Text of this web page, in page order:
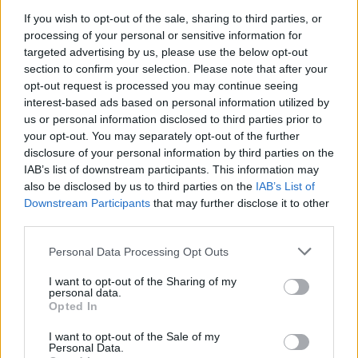
If you wish to opt-out of the sale, sharing to third parties, or
processing of your personal or sensitive information for
targeted advertising by us, please use the below opt-out
section to confirm your selection. Please note that after your
opt-out request is processed you may continue seeing
interest-based ads based on personal information utilized by
us or personal information disclosed to third parties prior to
your opt-out. You may separately opt-out of the further
disclosure of your personal information by third parties on the
IAB’s list of downstream participants. This information may
also be disclosed by us to third parties on the IAB’s List of
Downstream Participants that may further disclose it to other
Please note that this website/app uses one or more Google
not limited to your visit or usage behaviour. You may click to
grant or deny consent to Google and its third-party tags to
use your data for below specified purposes in below Google
consent section.
Personal Data Processing Opt Outs
I want to opt-out of the Sharing of my
personal data.
Opted In
I want to opt-out of the Sale of my
Personal Data.
LASĪTĀKIE
Ārstinosauc četrus augļus ar kuru ēšanu
pēc 45 gadu vecuma nevajadzētu pārlieku
aizrauties
Nabaga cilvēks! “Pepco” veikalā kāds
pircējs dabūjis dzirdēt to, ko viņam
noteikti nebūtu jādzird
3 zodiaka zīmes šajā nedēļas nogalē
“Tu varētu aizvērties!” Beata Jonīte jau
atkal nonāk uzmanības centrā – šoreiz ar
superdārgu pulksteni
Ar šo zodiaka zīmju pārstāvjiem labāk